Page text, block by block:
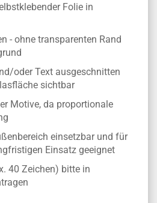
Folie in
- ohne transparenten Rand
oder Text ausgeschnitten
sichtbar
Motive, da proportionale
einsetzbar und für
Einsatz geeignet
40 Zeichen) bitte in